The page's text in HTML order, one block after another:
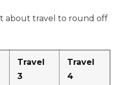
about travel to round off
Travel
3
Travel
4